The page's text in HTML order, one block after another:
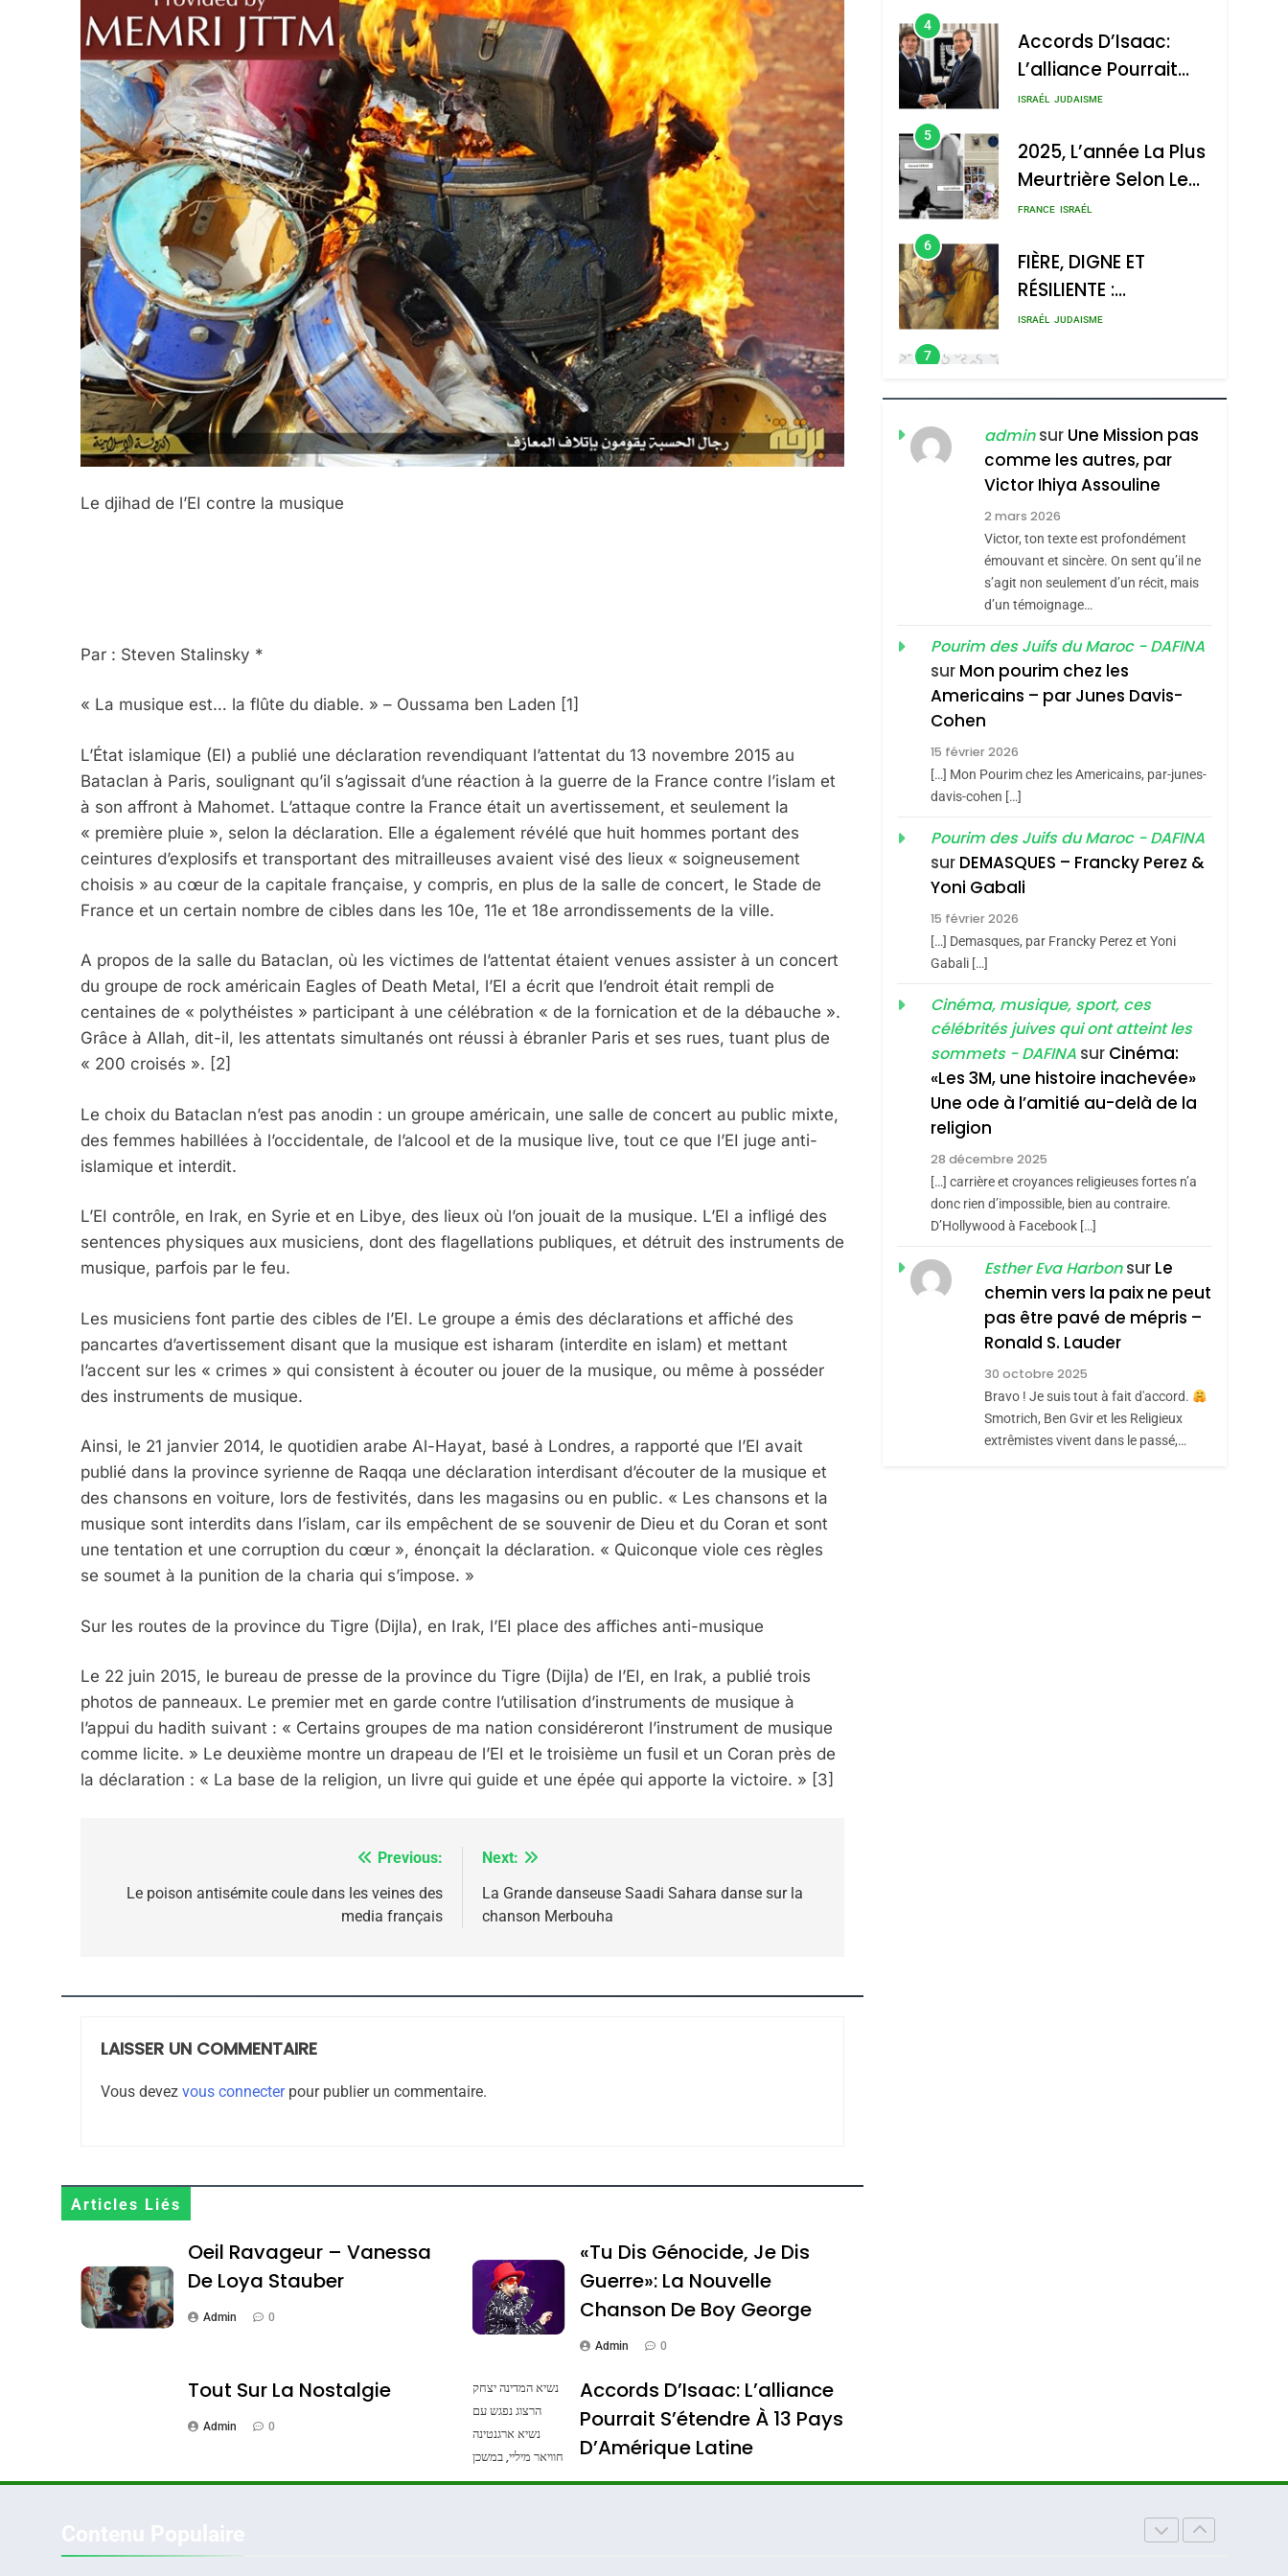
Le djihad de l’EI contre la musique
Par : Steven Stalinsky *
« La musique est… la flûte du diable. » – Oussama ben Laden [1]
L’État islamique (EI) a publié une déclaration revendiquant l’attentat du 13 novembre 2015 au
Bataclan à Paris, soulignant qu’il s’agissait d’une réaction à la guerre de la France contre l’islam et
à son affront à Mahomet. L’attaque contre la France était un avertissement, et seulement la
« première pluie », selon la déclaration. Elle a également révélé que huit hommes portant des
ceintures d’explosifs et transportant des mitrailleuses avaient visé des lieux « soigneusement
choisis » au cœur de la capitale française, y compris, en plus de la salle de concert, le Stade de
France et un certain nombre de cibles dans les 10e, 11e et 18e arrondissements de la ville.
A propos de la salle du Bataclan, où les victimes de l’attentat étaient venues assister à un concert
du groupe de rock américain Eagles of Death Metal, l’EI a écrit que l’endroit était rempli de
centaines de « polythéistes » participant à une célébration « de la fornication et de la débauche ».
Grâce à Allah, dit-il, les attentats simultanés ont réussi à ébranler Paris et ses rues, tuant plus de
« 200 croisés ». [2]
Le choix du Bataclan n’est pas anodin : un groupe américain, une salle de concert au public mixte,
des femmes habillées à l’occidentale, de l’alcool et de la musique live, tout ce que l’EI juge anti-
islamique et interdit.
L’EI contrôle, en Irak, en Syrie et en Libye, des lieux où l’on jouait de la musique. L’EI a infligé des
sentences physiques aux musiciens, dont des flagellations publiques, et détruit des instruments de
musique, parfois par le feu.
Les musiciens font partie des cibles de l’EI. Le groupe a émis des déclarations et affiché des
pancartes d’avertissement disant que la musique est isharam (interdite en islam) et mettant
l’accent sur les « crimes » qui consistent à écouter ou jouer de la musique, ou même à posséder
des instruments de musique.
Ainsi, le 21 janvier 2014, le quotidien arabe Al-Hayat, basé à Londres, a rapporté que l’EI avait
publié dans la province syrienne de Raqqa une déclaration interdisant d’écouter de la musique et
des chansons en voiture, lors de festivités, dans les magasins ou en public. « Les chansons et la
musique sont interdits dans l’islam, car ils empêchent de se souvenir de Dieu et du Coran et sont
une tentation et une corruption du cœur », énonçait la déclaration. « Quiconque viole ces règles
se soumet à la punition de la charia qui s’impose. »
Sur les routes de la province du Tigre (Dijla), en Irak, l’EI place des affiches anti-musique
Le 22 juin 2015, le bureau de presse de la province du Tigre (Dijla) de l’EI, en Irak, a publié trois
photos de panneaux. Le premier met en garde contre l’utilisation d’instruments de musique à
l’appui du hadith suivant : « Certains groupes de ma nation considéreront l’instrument de musique
comme licite. » Le deuxième montre un drapeau de l’EI et le troisième un fusil et un Coran près de
la déclaration : « La base de la religion, un livre qui guide et une épée qui apporte la victoire. » [3]
Previous:
Le poison antisémite coule dans les veines des
media français
Next:
La Grande danseuse Saadi Sahara danse sur la
chanson Merbouha
LAISSER UN COMMENTAIRE
Vous devez vous connecterpour publier un commentaire.
Articles Liés
Oeil Ravageur – Vanessa
De Loya Stauber
Admin 0
«Tu Dis Génocide, Je Dis
Guerre»: La Nouvelle
Chanson De Boy George
Admin 0
Tout Sur La Nostalgie
Admin 0
נשיא המדינה יצחק
הרצוג נפגש עם
נשיא ארגנטינה
חוויאר מיליי, במשכן
הנשיא בירושלים.
Accords D’Isaac: L’alliance
Pourrait S’étendre À 13 Pays
D’Amérique Latine
Admin 0
4
Accords D’Isaac:
L’alliance Pourrait
S’étendre À 13 Pays
ISRAÉL JUDAISME
5
2025, L’année La Plus
Meurtrière Selon Le
Rapport D’ADL
L’antisémitisme
FRANCE ISRAÉL
6
FIÈRE, DIGNE ET
RÉSILIENTE :
POURQUOI JE
Zrihen-Dvir
ISRAÉL JUDAISME
7
MANQUE – Jacques
Hadida
JUDAISME
Maroc : Les Amandes
De Tafraout, Le Miel
De Tadla Azilal
Consacrés Produits
Du Terroir
DAFINA MAROC
Oeil Ravageur –
Vanessa De Loya
Stauber
CINEMA ISRAÉL
«Tu Dis Génocide, Je
Boy George
3
SOUVENIRS
4
Accords D’Isaac:
S’étendre À 13 Pays
2025, L’année La Plus
Meurtrière Selon Le
Rapport D’ADL
Contre
FRANCE ISRAÉL
6
RÉSILIENTE :
POURQUOI JE
REVENDIQUE MA
JUDAÏTE Par Thérèse
Zrihen-Dvir
ISRAÉL JUDAISME
CE QUI NOUS
MANQUE – Jacques
Hadida
JUDAISME
Maroc : Les Amandes
De Tafraout, Le Miel
De Tadla Azilal
Consacrés Produits
Du Terroir
DAFINA MAROC
adminsur Une Mission pas
comme les autres, par
Victor Ihiya Assouline
2 mars 2026
Victor, ton texte est profondément
émouvant et sincère. On sent qu’il ne
s’agit non seulement d’un récit, mais
d’un témoignage…
Pourim des Juifs du Maroc - DAFINA
sur Mon pourim chez les
Americains – par Junes Davis-
Cohen
15 février 2026
[…] Mon Pourim chez les Americains, par-junes-
davis-cohen […]
Pourim des Juifs du Maroc - DAFINA
sur DEMASQUES – Francky Perez &
Yoni Gabali
15 février 2026
[…] Demasques, par Francky Perez et Yoni
Gabali […]
Cinéma, musique, sport, ces
célébrités juives qui ont atteint les
sommets - DAFINA sur Cinéma:
«Les 3M, une histoire inachevée»
Une ode à l’amitié au-delà de la
religion
28 décembre 2025
[…] carrière et croyances religieuses fortes n’a
donc rien d’impossible, bien au contraire.
D’Hollywood à Facebook […]
Esther Eva Harbonsur Le
chemin vers la paix ne peut
pas être pavé de mépris –
Ronald S. Lauder
30 octobre 2025
Bravo ! Je suis tout à fait d'accord.
Smotrich, Ben Gvir et les Religieux
extrêmistes vivent dans le passé,…
5
2025, L’année La Plus Meurtrière Selon Le Rapport D’ADL Contre L’antisémitisme
FIÈRE, DIGNE ET RÉSILIENTE : POURQUOI JE REVENDIQUE MA JUDAÏTE Par Thérèse Zrihen-
ISRAÉL JUDAISME
CE QUI NOUS MANQUE – Jacques Hadida
JUDAISME
Maroc : Les Amandes De Tafraout, Le Miel De Tadla Azilal Consacrés Produits Du
Oeil Ravageur – Vanessa De Loya Stauber
2
«Tu Dis Génocide, Je Dis Guerre»: La Nouvelle Chanson De Boy George